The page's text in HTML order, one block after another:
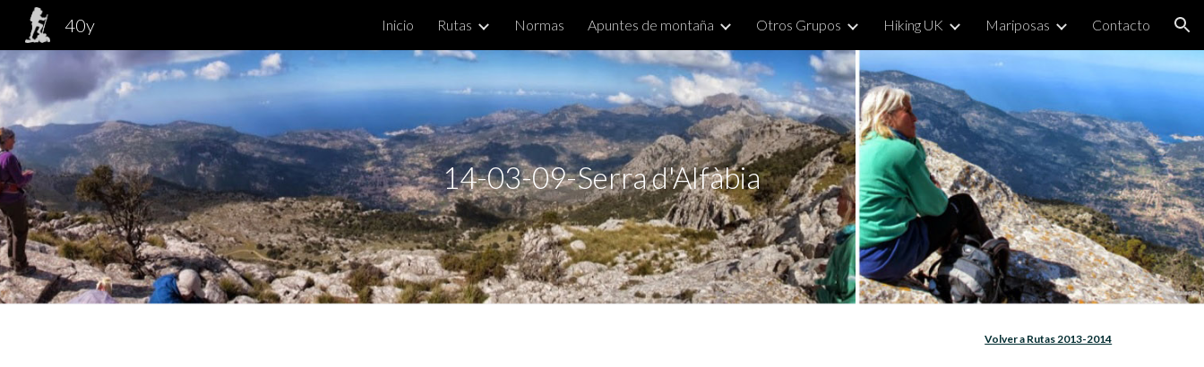
Skip to main content Skip to navigation
40y Inicio Rutas Normas Apuntes de montaña Otros Grupos Hiking UK Mariposas Contacto
14-03-09-Serra d'Alfàbia
Volver a Rutas 2013-2014